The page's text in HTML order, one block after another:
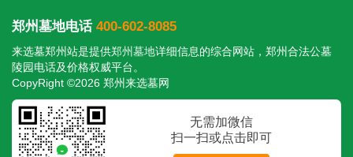
郑州墓地电话 400-602-8085
来选墓郑州站是提供郑州墓地详细信息的综合网站，郑州合法公墓
陵园电话及价格权威平台。
CopyRight ©2026 郑州来选墓网
无需加微信
扫一扫或点击即可